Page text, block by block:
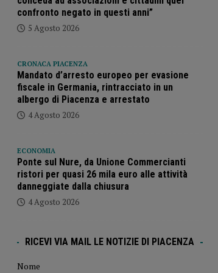
confronto negato in questi anni”
5 Agosto 2026
CRONACA PIACENZA
Mandato d’arresto europeo per evasione
fiscale in Germania, rintracciato in un
albergo di Piacenza e arrestato
4 Agosto 2026
ECONOMIA
Ponte sul Nure, da Unione Commercianti
ristori per quasi 26 mila euro alle attività
danneggiate dalla chiusura
4 Agosto 2026
RICEVI VIA MAIL LE NOTIZIE DI PIACENZA
Nome